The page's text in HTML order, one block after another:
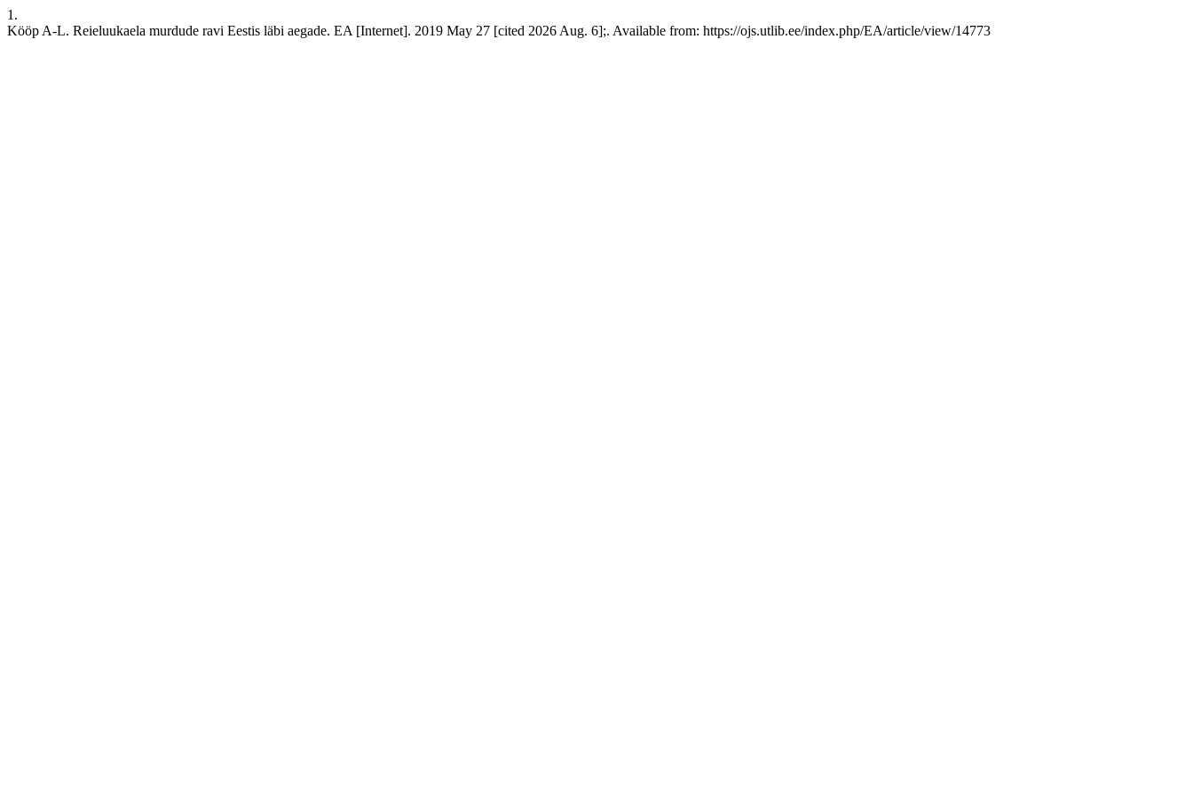
1.
Kööp A-L. Reieluukaela murdude ravi Eestis läbi aegade. EA [Internet]. 2019 May 27 [cited 2026 Aug. 6];. Available from: https://ojs.utlib.ee/index.php/EA/article/view/14773